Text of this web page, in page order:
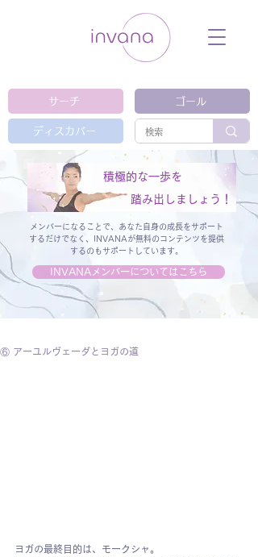
ガ 瞑想 栄養 医学 レッスン レクチャ
ー ​ストレス 免疫力 睡眠 メンタルヘル
サーチ
ディスカバー
ゴール
積極的な一歩を
踏み出しましょう！
メンバーになることで、あなた自身の成長をサポート
するだけでなく、
INVANAが無料のコンテンツを提供
するのもサポートしています。
INVANAメンバーについてはこちら
⑥ アーユルヴェーダとヨガの道
ヨガの最終目的は、モークシャ。